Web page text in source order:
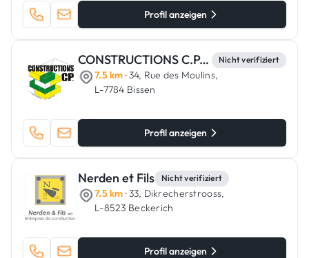
Profil anzeigen
CONSTRUCTIONS C.P. S.C.A. Nicht verifiziert
7.5 km · 34, Rue des Moulins,
L-7784 Bissen
Profil anzeigen
Nerden et Fils Nicht verifiziert
7.5 km · 33, Dikrecherstrooss,
L-8523 Beckerich
Profil anzeigen